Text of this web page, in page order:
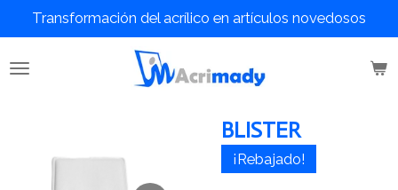
al
contenido
Transformación del acrílico en artículos novedosos
BLISTER
¡Rebajado!